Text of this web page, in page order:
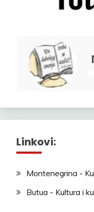
Linkovi:
Montenegrina -
Butua - Kultura i